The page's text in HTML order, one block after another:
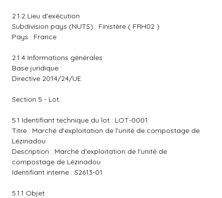
2.1.2 Lieu d'exécution
Subdivision pays (NUTS) : Finistère ( FRH02 )
Pays : France
2.1.4 Informations générales
Base juridique :
Directive 2014/24/UE
Section 5 - Lot
5.1 Identifiant technique du lot : LOT-0001
Titre : Marché d'exploitation de l'unité de compostage de
Lézinadou
Description : Marché d'exploitation de l'unité de
compostage de Lézinadou
Identifiant interne : S2613-01
5.1.1 Objet